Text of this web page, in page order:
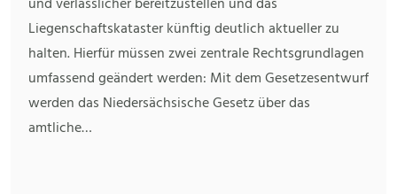
Liegenschaftskataster künftig deutlich aktueller zu
halten. Hierfür müssen zwei zentrale Rechtsgrundlagen
umfassend geändert werden: Mit dem Gesetzesentwurf
werden das Niedersächsische Gesetz über das
amtliche…